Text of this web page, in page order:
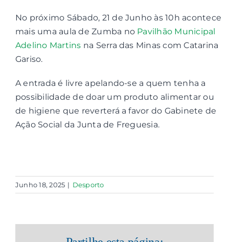
Contactos
No próximo Sábado, 21 de Junho às 10h acontece
mais uma aula de Zumba no Pavilhão Municipal
Adelino Martins na Serra das Minas com Catarina
Gariso.
A entrada é livre apelando-se a quem tenha a
possibilidade de doar um produto alimentar ou
de higiene que reverterá a favor do Gabinete de
Ação Social da Junta de Freguesia.
Junho 18, 2025 | Desporto